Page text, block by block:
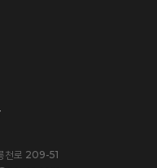
천로 209-51